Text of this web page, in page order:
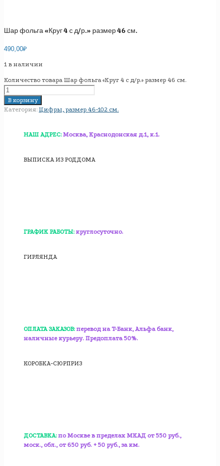
Шар фольга «Круг 4 с д/р.» размер 46 см.
490,00₽
1 в наличии
Количество товара Шар фольга «Круг 4 с д/р.» размер 46 см.
В корзину
Категория: Цифры, размер 46-102 см.
НАШ АДРЕС: Москва, Краснодонская д.1, к.1.
ВЫПИСКА ИЗ РОДДОМА
ГРАФИК РАБОТЫ: круглосуточно.
ГИРЛЯНДА
ОПЛАТА ЗАКАЗОВ: перевод на T-Банк, Альфа банк,
наличные курьеру. Предоплата 50%.
КОРОБКА-СЮРПРИЗ
ДОСТАВКА: по Москве в пределах МКАД от 550 руб.,
моск., обл., от 650 руб. + 50 руб., за км.